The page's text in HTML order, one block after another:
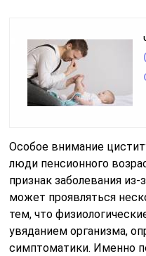
Особое внимание
люди пенсионного
признак заболевания
может проявляться
тем, что
увяданием организма,
симптоматики. Именно